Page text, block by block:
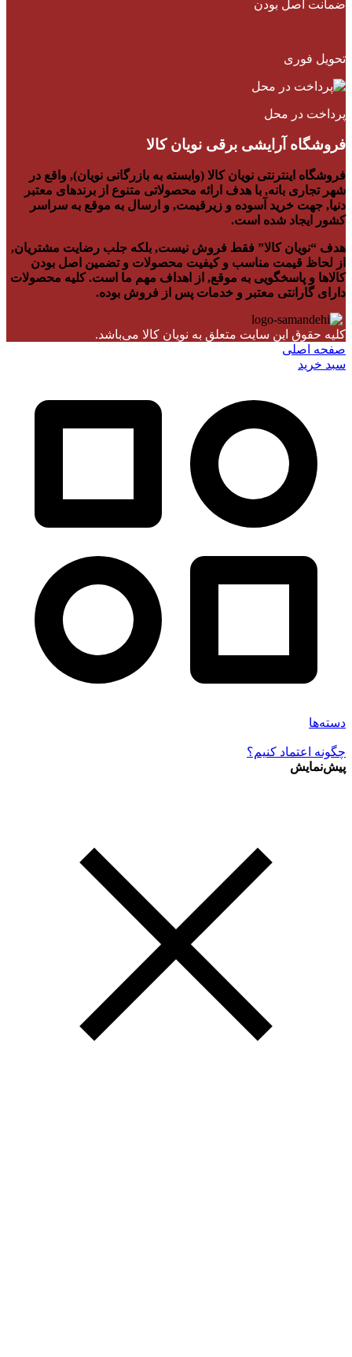
ضمانت اصل بودن
تحویل فوری
پرداخت در محل
فروشگاه آرایشی برقی نویان کالا
فروشگاه اینترنتی نویان کالا (وابسته به بازرگانی نویان), واقع در
شهر تجاری بانه, با هدف ارائه محصولاتی متنوع از برندهای معتبر
دنیا, جهت خرید آسوده و زیرقیمت, و ارسال به موقع به سراسر
کشور ایجاد شده است.
هدف “نویان کالا” فقط فروش نیست, بلکه جلب رضایت مشتریان,
از لحاظ قیمت مناسب و کیفیت محصولات و تضمین اصل بودن
کالاها و پاسخگویی به موقع, از اهداف مهم ما است. کلیه محصولات
دارای گارانتی معتبر و خدمات پس از فروش بوده.
کلیه حقوق این سایت متعلق به نویان کالا می‌باشد.
صفحه اصلی
سبد خرید
دسته‌ها
چگونه اعتماد کنیم؟
پیش‌نمایش